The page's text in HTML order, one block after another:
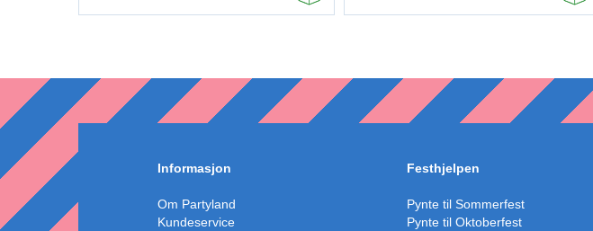
Informasjon
Om Partyland
Kundeservice
Festhjelpen
Pynte til Sommerfest
Pynte til Oktoberfest